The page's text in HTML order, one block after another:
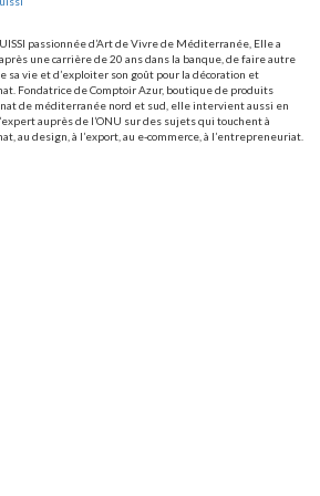
passionnée d’Art de Vivre de Méditerranée, Elle a
une carrière de 20 ans dans la banque, de faire autre
sa vie et d’exploiter son goût pour la décoration et
Fondatrice de Comptoir Azur, boutique de produits
de méditerranée nord et sud, elle intervient aussi en
auprès de l’ONU sur des sujets qui touchent à
au design, à l’export, au e-commerce, à l’entrepreneuriat.